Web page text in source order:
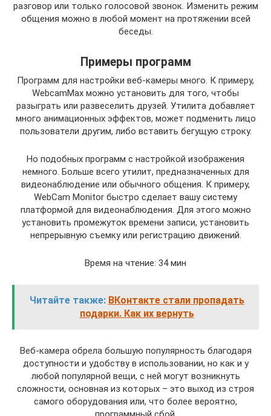
разговор или только голосовой звонок. Изменить режим
общения можно в любой момент на протяжении всей
беседы.
Примеры программ
Программ для настройки веб-камеры много. К примеру,
WebcamMax можно установить для того, чтобы
разыграть или развеселить друзей. Утилита добавляет
много анимационных эффектов, может подменить лицо
пользователи другим, либо вставить бегущую строку.
Но подобных программ с настройкой изображения
немного. Больше всего утилит, предназначенных для
видеонаблюдение или обычного общения. К примеру,
WebCam Monitor быстро сделает вашу систему
платформой для видеонаблюдения. Для этого можно
установить промежуток времени записи, установить
непрерывную съемку или регистрацию движений.
Время на чтение: 34 мин
Читайте также: ВКонтакте стали пропадать
подарки. Как их вернуть
Веб-камера обрела большую популярность благодаря
доступности и удобству в использовании, но как и у
любой популярной вещи, с ней могут возникнуть
сложности, основная из которых – это выход из строя
самого оборудования или, что более вероятно,